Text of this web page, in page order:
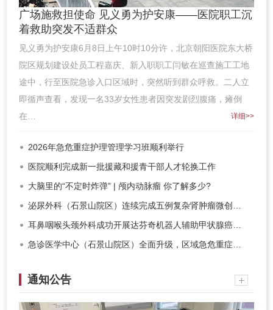
广场施救担使命 见义勇为护安康——医院职工沉
着救助突发不适群众
见义勇为护安康6月8日上午10时10分许，北京朝阳医院东大桥
院区规划建设处员工程嘉庆、新入职职工闫敏在巡查施工工地
途中，行至医院急诊入口区域时，突然听到群众呼救。二人立
即循声查看，发现一名33岁女性患者因突发剧烈腹痛，瘫倒
在…
详细>>
2026年急危重症护理管理学习班顺利举行
医院顺利完成新一批援藏和援青干部人才轮换工作
大脑里的“不定时炸弹” | 颅内动脉瘤 你了解多少?
通知公告